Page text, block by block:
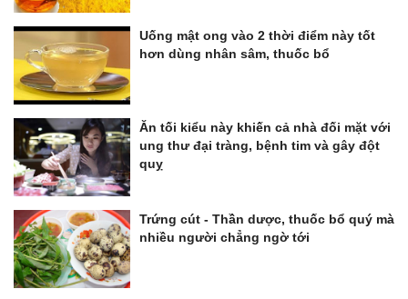
Uống mật ong vào 2 thời điểm này tốt
hơn dùng nhân sâm, thuốc bổ
Ăn tối kiểu này khiến cả nhà đối mặt với
ung thư đại tràng, bệnh tim và gây đột
quỵ
Trứng cút - Thần dược, thuốc bổ quý mà
nhiều người chẳng ngờ tới